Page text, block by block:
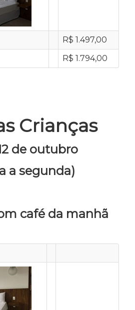
R$ 1.497,00
R$ 1.794,00
Crianças
de outubro
a segunda)
café da manhã